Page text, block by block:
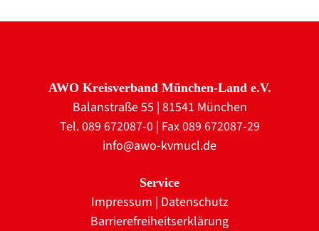
AWO Kreisverband München-Land e.V.
Balanstraße 55 | 81541 München
Tel. 089 672087-0 | Fax 089 672087-29
info@awo-kvmucl.de
Service
Impressum | Datenschutz
Barrierefreiheitserklärung